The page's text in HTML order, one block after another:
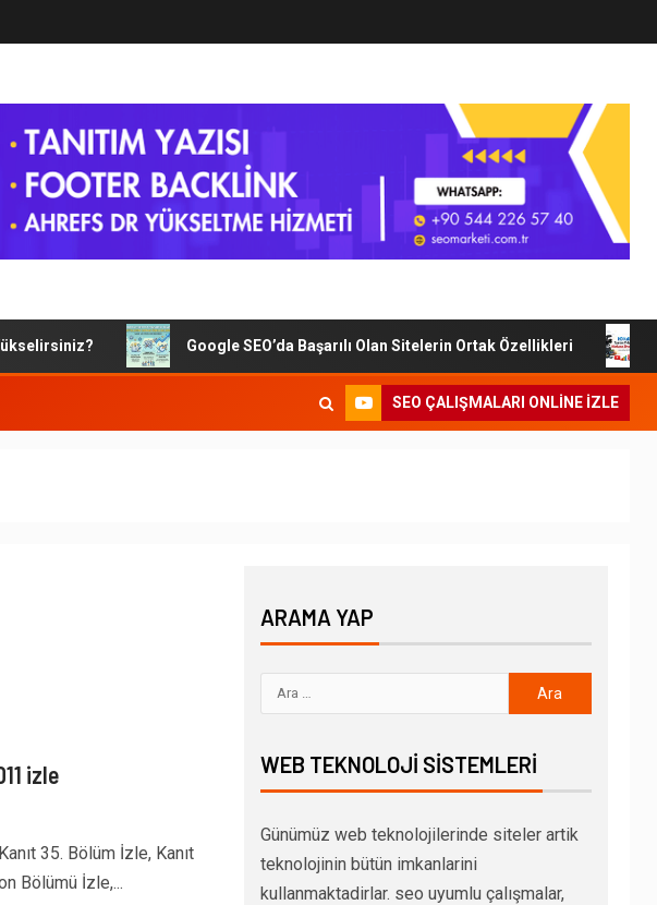
Google SEO’da Başarılı Olan Sitelerin Ortak Özellikleri
SEO ÇALIŞMALARI ONLINE IZLE
izle
35. Bölüm İzle, Kanıt
Bölümü İzle,...
ARAMA YAP
WEB TEKNOLOJI SISTEMLERI
Günümüz web teknolojilerinde siteler artik
teknolojinin bütün imkanlarini
kullanmaktadirlar. seo uyumlu çalışmalar,